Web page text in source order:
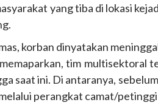
yang tiba di lokasi
korban dinyatakan
tim multisektoral
saat ini. Di antaranya,
perangkat camat/